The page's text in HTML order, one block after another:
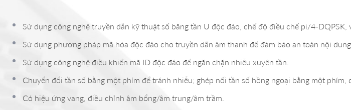
Sử dụng công nghệ truyền dẫn kỹ thuật số băng tần U độc đáo, chế độ điều chế pi/4-
Sử dụng phương pháp mã hóa độc đáo cho truyền dẫn âm thanh để đảm bảo an toàn nội
Sử dụng công nghệ điều khiển mã ID độc đáo để ngăn chặn nhiễu xuyên tần.
Chuyển đổi tần số bằng một phím để tránh nhiễu; ghép nối tần số hồng ngoại bằng một phím,
Có hiệu ứng vang, điều chỉnh âm bổng/âm trung/âm trầm.